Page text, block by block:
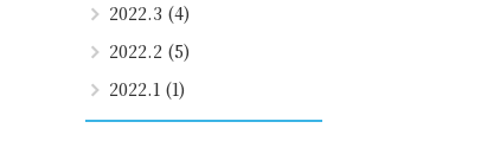
2022.3 (4)
2022.2 (5)
2022.1 (1)